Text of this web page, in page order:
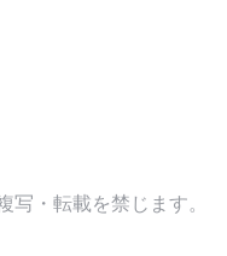
・転載を禁じます。